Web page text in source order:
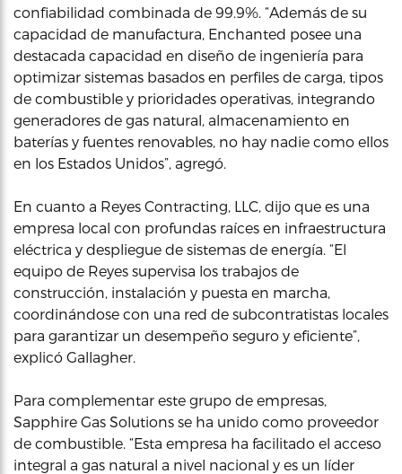
confiabilidad combinada de 99.9%. “Además de su
capacidad de manufactura, Enchanted posee una
destacada capacidad en diseño de ingeniería para
optimizar sistemas basados en perfiles de carga, tipos
de combustible y prioridades operativas, integrando
generadores de gas natural, almacenamiento en
baterías y fuentes renovables, no hay nadie como ellos
en los Estados Unidos”, agregó.
En cuanto a Reyes Contracting, LLC, dijo que es una
empresa local con profundas raíces en infraestructura
eléctrica y despliegue de sistemas de energía. “El
equipo de Reyes supervisa los trabajos de
construcción, instalación y puesta en marcha,
coordinándose con una red de subcontratistas locales
para garantizar un desempeño seguro y eficiente”,
explicó Gallagher.
Para complementar este grupo de empresas,
Sapphire Gas Solutions se ha unido como proveedor
de combustible. “Esta empresa ha facilitado el acceso
integral a gas natural a nivel nacional y es un líder